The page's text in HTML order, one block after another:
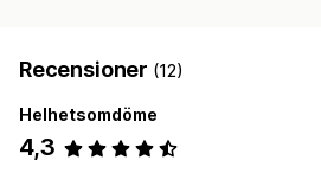
Recensioner (12)
Helhetsomdöme
4,3